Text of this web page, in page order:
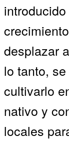
desplazar
lo tanto,
cultivarlo
nativo y
locales